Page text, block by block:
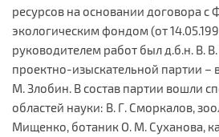
ресурсов на основании договора с
экологическим фондом (от
руководителем работ был д.б.н. В.
проектно-изыскательной партии –
М. Злобин. В состав партии вошли
областей науки: В. Г. Сморкалов,
Мищенко, ботаник О. М. Суханова,